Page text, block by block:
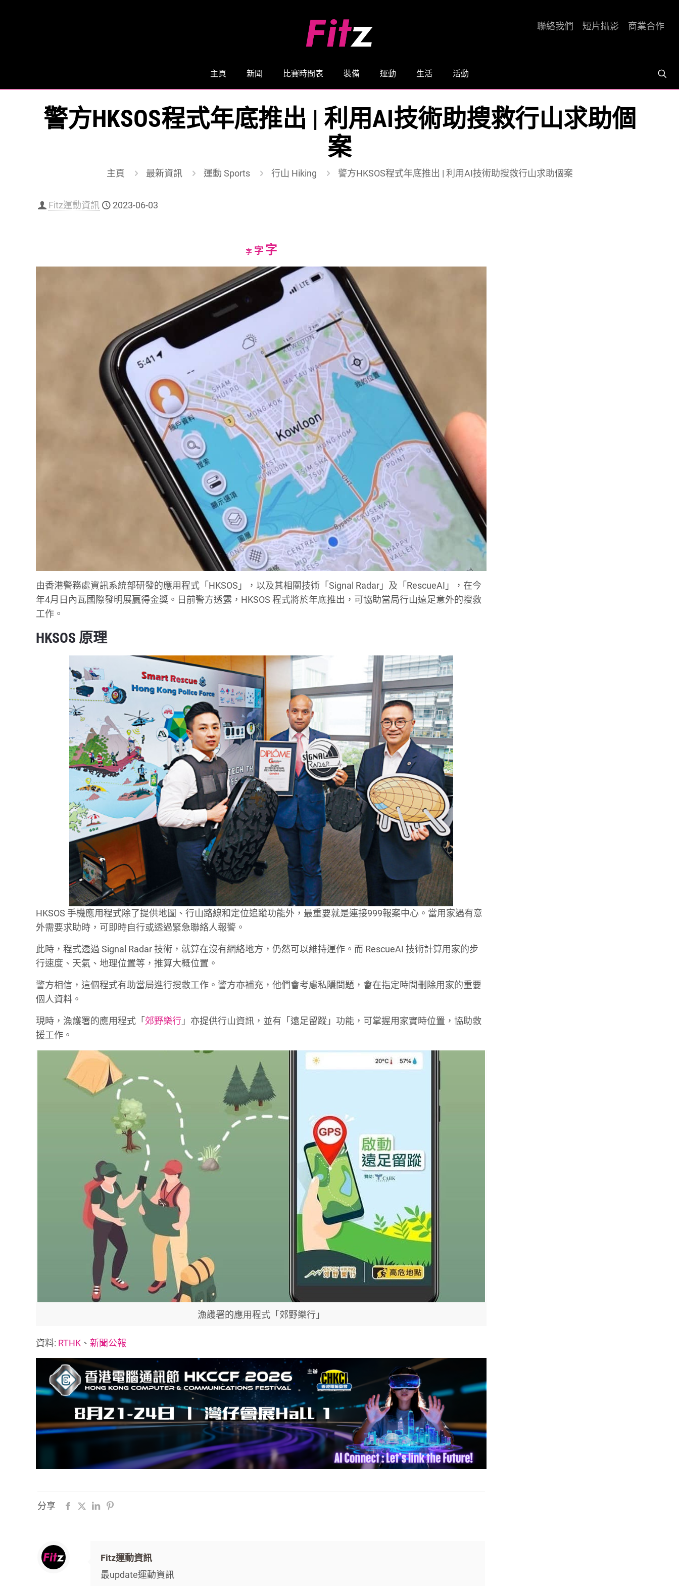
主頁 新聞 比賽時間表 裝備 運動 生活 活動
聯絡我們 短片攝影 商業合作
警方HKSOS程式年底推出 | 利用AI技術助搜救行山求助個
案
主頁 最新資訊 運動 Sports 行山 Hiking 警方HKSOS程式年底推出 | 利用AI技術助搜救行山求助個案
Fitz運動資訊 2023-06-03
字Decrease
size.
字Reset
size.
字Increase
font
size.
由香港警務處資訊系統部研發的應用程式「HKSOS」，以及其相關技術「Signal Radar」及「RescueAI」，在今
年4月日內瓦國際發明展贏得金獎。日前警方透露，HKSOS 程式將於年底推出，可協助當局行山遠足意外的搜救
工作。
HKSOS 原理
HKSOS 手機應用程式除了提供地圖、行山路線和定位追蹤功能外，最重要就是連接999報案中心。當用家遇有意
外需要求助時，可即時自行或透過緊急聯絡人報警。
此時，程式透過 Signal Radar 技術，就算在沒有網絡地方，仍然可以維持運作。而 RescueAI 技術計算用家的步
行速度、天氣、地理位置等，推算大概位置。
警方相信，這個程式有助當局進行搜救工作。警方亦補充，他們會考慮私隱問題，會在指定時間刪除用家的重要
個人資料。
現時，漁護署的應用程式「郊野樂行 」亦提供行山資訊，並有「遠足留蹤」功能，可掌握用家實時位置，協助救
援工作。
漁護署的應用程式「郊野樂行」
資料: RTHK 、新聞公報
分享
Fitz運動資訊
最update運動資訊